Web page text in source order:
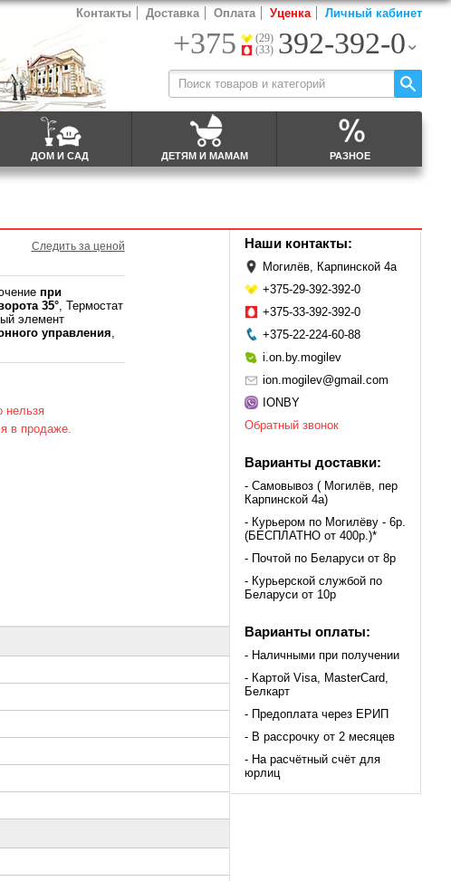
ДОМ И САД ДЕТЯМ И МАМАМ РАЗНОЕ
Контакты Доставка Оплата Уценка Личный кабинет
+375
(29)
(33) 392-392-0
Следить за ценой
при
35°, Термостат
элемент
управления,
нельзя
в продаже.
Наши контакты:
Могилёв, Карпинской 4а
+375-29-392-392-0
+375-33-392-392-0
+375-22-224-60-88
i.on.by.mogilev
ion.mogilev@gmail.com
IONBY
Обратный звонок
Варианты доставки:
- Самовывоз ( Могилёв, пер
Карпинской 4а)
- Курьером по Могилёву - 6р.
(БЕСПЛАТНО от 400р.)*
- Почтой по Беларуси от 8р
- Курьерской службой по
Беларуси от 10р
Варианты оплаты:
- Наличными при получении
- Картой Visa, MasterCard,
Белкарт
- Предоплата через ЕРИП
- В рассрочку от 2 месяцев
- На расчётный счёт для
юрлиц